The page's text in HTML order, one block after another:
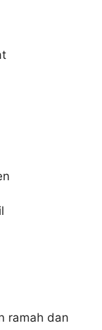
ramah dan